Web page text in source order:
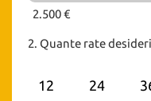
2.500 €
2. Quante rate desideri
12 24